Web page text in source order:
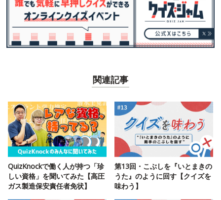
関連記事
QuizKnockで働く人が持つ「珍
しい資格」を聞いてみた【高圧
ガス製造保安責任者免状】
第13回・こぶしを『いとまきの
うた』のように回す【クイズを
味わう】